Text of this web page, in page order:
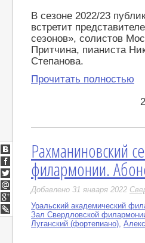
В сезоне 2022/23
встретит
сезонов», солистов
Притчина, пианиста
Степанова.
Прочитать полностью
Рахманиновский
филармонии.
Добавлено 31 января 2022
Уральский академический
Зал Свердловской
Луганский (фортепиано),
ВКонтакте
Facebook
Twitter
Мой
Мир
Google+
LiveJournal